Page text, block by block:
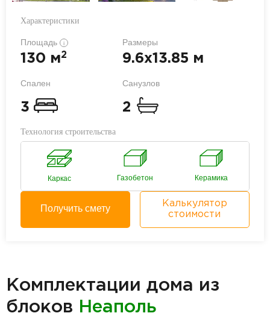
Характеристики
Площадь i
130 м2
Размеры
9.6x13.85 м
Спален
3
Санузлов
2
Технология строительства
Каркас Газобетон Керамика
Получить смету
Калькулятор
стоимости
Комплектации дома из
блоков Неаполь